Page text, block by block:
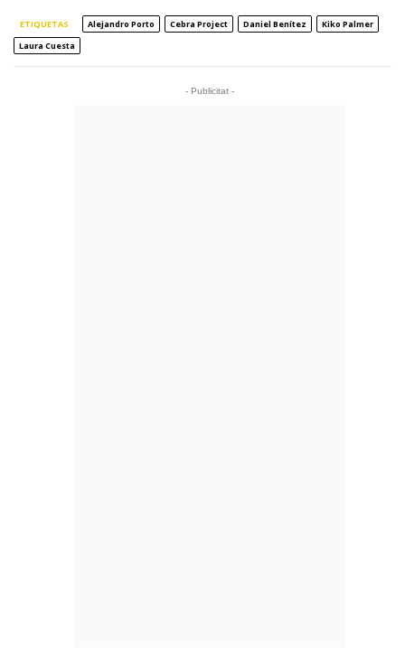
ETIQUETAS Alejandro Porto Cebra Project Daniel Benítez
Kiko Palmer
Laura Cuesta
- Publicitat -